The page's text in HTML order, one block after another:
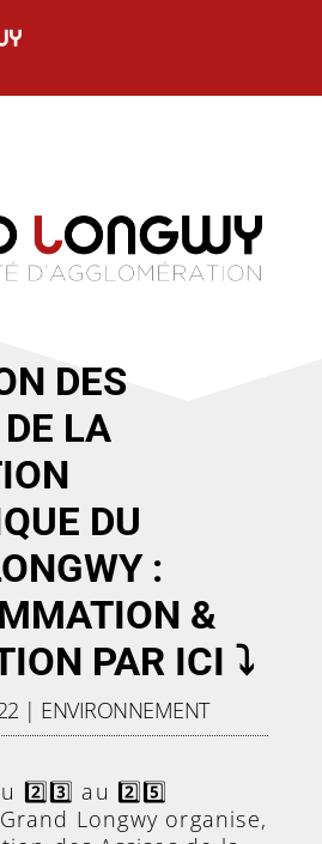
DES
LA
DU
:
&
PAR ICI ⤵️
| ENVIRONNEMENT
2️⃣3️⃣ au 2️⃣5️⃣
Longwy organise,